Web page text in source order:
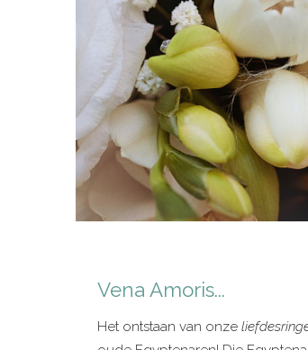
Vena Amoris...
Het ontstaan van onze